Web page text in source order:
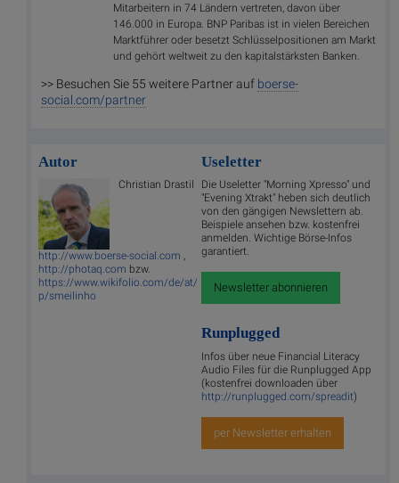
Mitarbeitern in 74 Ländern vertreten, davon über
146.000 in Europa. BNP Paribas ist in vielen Bereichen
Marktführer oder besetzt Schlüsselpositionen am Markt
und gehört weltweit zu den kapitalstärksten Banken.
>> Besuchen Sie 55 weitere Partner auf boerse-
social.com/partner
Autor
Christian Drastil
http://www.boerse-social.com
http://photaq.com bzw.
https://www.wikifolio.com/de/at/
p/smeilinho
Useletter
Die Useletter "Morning Xpresso" und
"Evening Xtrakt" heben sich deutlich
von den gängigen Newslettern ab.
Beispiele ansehen bzw. kostenfrei
anmelden. Wichtige Börse-Infos
garantiert.
Newsletter abonnieren
Runplugged
Infos über neue Financial Literacy
Audio Files für die Runplugged App
(kostenfrei downloaden über
http://runplugged.com/spreadit)
per Newsletter erhalten